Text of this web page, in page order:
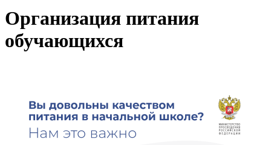
Организация питания
обучающихся